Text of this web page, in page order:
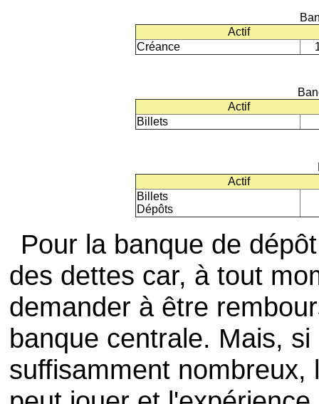
Actif
Créance
Actif
Billets
Actif
Billets
Dépôts
Pour la banque de
des dettes car, à tout
demander à être
banque centrale. Mais,
suffisamment